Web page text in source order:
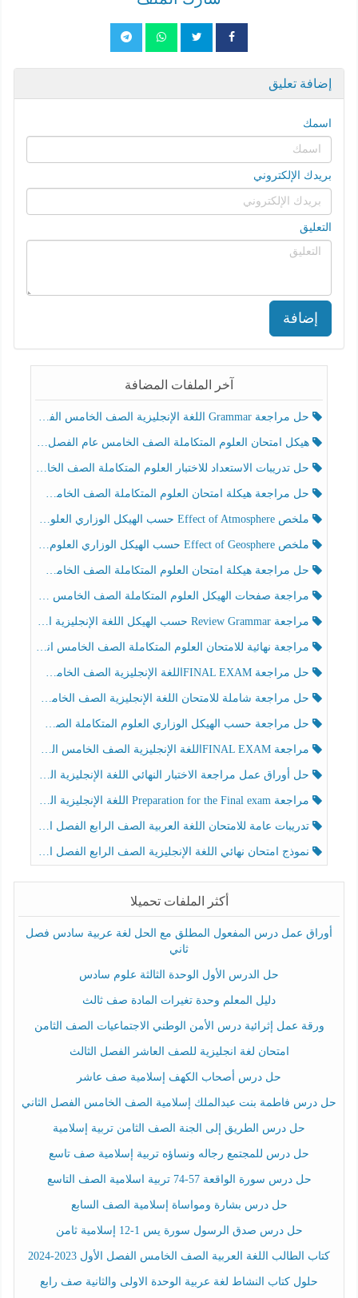
إضافة تعليق
اسمك
بريدك الإلكتروني
التعليق
إضافة
آخر الملفات المضافة
حل مراجعة Grammar اللغة الإنجليزية الصف الخامس الفصل الثالث
هيكل امتحان العلوم المتكاملة الصف الخامس عام الفصل الدراسي الثالث 2025-2026
حل تدريبات الاستعداد للاختبار العلوم المتكاملة الصف الخامس عام الفصل الثالث
حل مراجعة هيكلة امتحان العلوم المتكاملة الصف الخامس انسبير الفصل الثالث
ملخص Effect of Atmosphere حسب الهيكل الوزاري العلوم المتكاملة الصف الخامس انسبير الفصل الثالث
ملخص Effect of Geosphere حسب الهيكل الوزاري العلوم المتكاملة الصف الخامس انسبير الفصل الثالث
حل مراجعة هيكلة امتحان العلوم المتكاملة الصف الخامس عام الفصل الثالث
مراجعة صفحات الهيكل العلوم المتكاملة الصف الخامس انسبير الفصل الثالث
مراجعة Review Grammar حسب الهيكل اللغة الإنجليزية الصف الخامس الفصل الثالث
مراجعة نهائية للامتحان العلوم المتكاملة الصف الخامس انسبير الفصل الثالث
حل مراجعة FINAL EXAMاللغة الإنجليزية الصف الخامس الفصل الثالث
حل مراجعة شاملة للامتحان اللغة الإنجليزية الصف الخامس الفصل الثالث
حل مراجعة حسب الهيكل الوزاري العلوم المتكاملة الصف الخامس عام الفصل الثالث
مراجعة FINAL EXAMاللغة الإنجليزية الصف الخامس الفصل الثالث
حل أوراق عمل مراجعة الاختبار النهائي اللغة الإنجليزية الصف الرابع الفصل الثالث
مراجعة Preparation for the Final exam اللغة الإنجليزية الصف الرابع الفصل الثالث
تدريبات عامة للامتحان اللغة العربية الصف الرابع الفصل الثالث
نموذج امتحان نهائي اللغة الإنجليزية الصف الرابع الفصل الثالث
أكثر الملفات تحميلا
أوراق عمل درس المفعول المطلق مع الحل لغة عربية سادس فصل
ثاني
حل الدرس الأول الوحدة الثالثة علوم سادس
دليل المعلم وحدة تغيرات المادة صف ثالث
ورقة عمل إثرائية درس الأمن الوطني الاجتماعيات الصف الثامن
امتحان لغة انجليزية للصف العاشر الفصل الثالث
حل درس أصحاب الكهف إسلامية صف عاشر
حل درس فاطمة بنت عبدالملك إسلامية الصف الخامس الفصل الثاني
حل درس الطريق إلى الجنة الصف الثامن تربية إسلامية
حل درس للمجتمع رجاله ونساؤه تربية إسلامية صف تاسع
حل درس سورة الواقعة 57-74 تربية اسلامية الصف التاسع
حل درس بشارة ومواساة إسلامية الصف السابع
حل درس صدق الرسول سورة يس 1-12 إسلامية ثامن
كتاب الطالب اللغة العربية الصف الخامس الفصل الأول 2023-2024
حلول كتاب النشاط لغة عربية الوحدة الاولى والثانية صف رابع